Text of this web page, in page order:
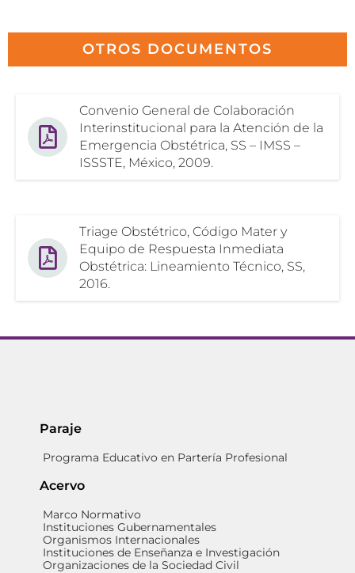
OTROS DOCUMENTOS
Convenio General de Colaboración
Interinstitucional para la Atención de la
Emergencia Obstétrica, SS – IMSS –
ISSSTE, México, 2009.
Triage Obstétrico, Código Mater y
Equipo de Respuesta Inmediata
Obstétrica: Lineamiento Técnico, SS,
2016.
Paraje
Programa Educativo en Partería Profesional
Acervo
Marco Normativo
Instituciones Gubernamentales
Organismos Internacionales
Instituciones de Enseñanza e Investigación
Organizaciones de la Sociedad Civil